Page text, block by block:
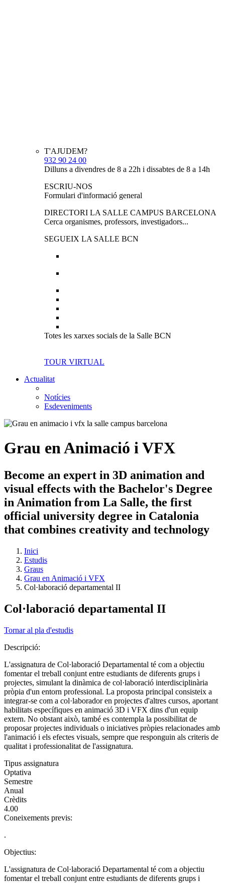
T'AJUDEM?
932 90 24 00
Dilluns a divendres de 8 a 22h i dissabtes de 8 a 14h
ESCRIU-NOS
Formulari d'informació general
DIRECTORI LA SALLE CAMPUS BARCELONA
Cerca organismes, professors, investigadors...
SEGUEIX LA SALLE BCN
Totes les xarxes socials de la Salle BCN
TOUR VIRTUAL
Actualitat
Notícies
Esdeveniments
Grau en Animació i VFX
Become an expert in 3D animation and
visual effects with the Bachelor's Degree
in Animation from La Salle, the first
official university degree in Catalonia
that combines creativity and technology
Inici
Estudis
Graus
Grau en Animació i VFX
Col·laboració departamental II
Col·laboració departamental II
Tornar al pla d'estudis
Descripció:
L'assignatura de Col·laboració Departamental té com a objectiu
fomentar el treball conjunt entre estudiants de diferents grups i
projectes, simulant la dinàmica de col·laboració interdisciplinària
pròpia d'un entorn professional. La proposta principal consisteix a
integrar-se com a col·laborador en projectes d'altres cursos, aportant
habilitats específiques en animació 3D i VFX dins d'un equip
extern. No obstant això, també es contempla la possibilitat de
proposar projectes individuals o iniciatives pròpies relacionades amb
l'animació i els efectes visuals, sempre que responguin als criteris de
qualitat i professionalitat de l'assignatura.
Tipus assignatura
Optativa
Semestre
Anual
Crèdits
4.00
Coneixements previs:
.
Objectius:
L'assignatura de Col·laboració Departamental té com a objectiu
fomentar el treball conjunt entre estudiants de diferents grups i